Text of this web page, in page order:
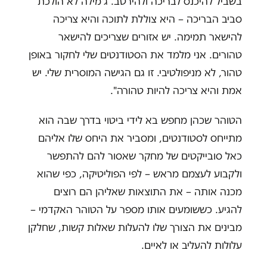
סביב הבריכה – היא צוללת לתוכה והיא צריכה
להישאר תמימה. יש אזורים שצריכים להישאר
טהורים. אני מלמד את הסטודנטים שלי לחקור באופן
טהור, לא מניפולטיבי. זו גם הגישה המוסרית שלי. יש
אמת והיא צריכה להיות טהורה"
.
הטוהר שכהן מחפש בא לידי ביטוי בדרך שבה הוא
מתייחס לסטודנטים, ומסביר את היחס שלו אליהם
כאל סובייקטים של מחקר שאסור להם להתפשר
ולקבוע לעצמם מראש – לפי הפוליטיקה, כפי שהוא
מכנה אותה – את התוצאות שאליהן הם רוצים
להגיע. כששומעים אותו מספר על הטוהר האקדמי –
מבינים את הצורך שלו להעלות שאלות קשות, שחלקן
עלולות להעליב או לאיים.